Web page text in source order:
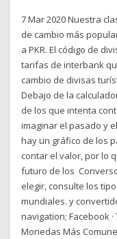
7 Mar 2020 Nuestra
de cambio más
a PKR. El código de
tarifas de interbank
cambio de divisas
Debajo de la
de los que intenta
imaginar el pasado y
hay un gráfico de los
contar el valor, por lo
futuro de los
elegir, consulte los
mundiales. y
navigation; Facebook
Monedas Más